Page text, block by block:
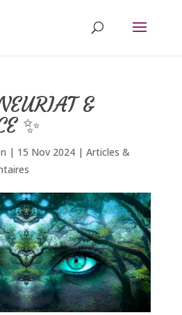
&
✨
| 15 Nov 2024| Articles &